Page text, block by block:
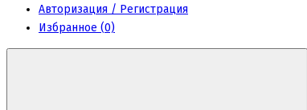
Авторизация / Регистрация
Избранное (0)